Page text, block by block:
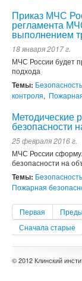
Приказ МЧС
регламента
выполнением
18 января 2017 г.
МЧС России будет
подхода
Темы: Безопасность
контроля,
Методические
безопасности
25 февраля 2016 г.
МЧС России
безопасности на
Темы: Безопасность
Пожарная
Первая
Сначала старые
© 2012 Клинский